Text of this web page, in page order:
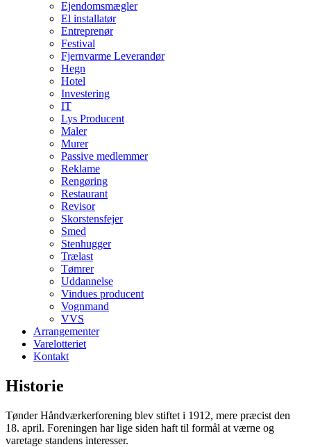
Ejendomsmægler
El installatør
Entreprenør
Festival
Fjernvarme Leverandør
Hegn
Hotel
Investering
IT
Lys Producent
Maler
Murer
Passive medlemmer
Reklame
Rengøring
Restaurant
Revisor
Skorstensfejer
Smed
Stenhugger
Trælast
Tømrer
Uddannelse
Vindues producent
Vognmand
VVS
Arrangementer
Varelotteriet
Kontakt
Historie
Tønder Håndværkerforening blev stiftet i 1912, mere præcist den
18. april. Foreningen har lige siden haft til formål at værne og
varetage standens interesser.